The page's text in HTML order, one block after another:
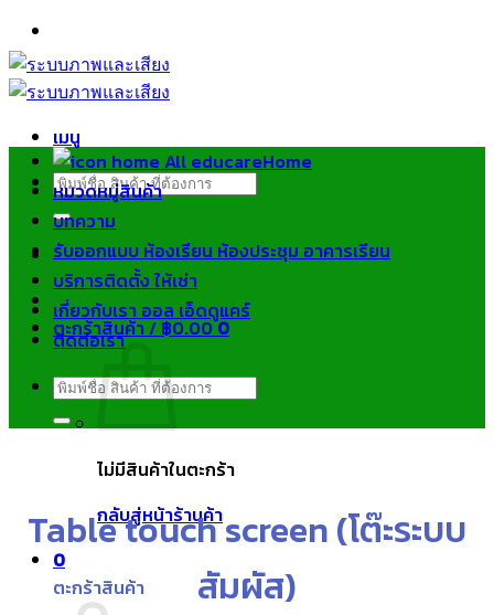
ข้าม
ไป
ยัง
เมนู
ค้นหา:
ตะกร้าสินค้า /฿0.000
ไม่มีสินค้าในตะกร้า
กลับสู่หน้าร้านค้า
0
ตะกร้าสินค้า
Home
หมวดหมู่สินค้า
บทความ
รับออกแบบ ห้องเรียน ห้องประชุม อาคารเรียน
บริการติดตั้ง ให้เช่า
เกี่ยวกับเรา ออล เอ็ดดูแคร์
ติดต่อเรา
ค้นหา:
Table touch screen (โต๊ะระบบ
สัมผัส)